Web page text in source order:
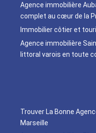
Agence immobilière
complet au cœur de la
Immobilier côtier et
Agence immobilière
littoral varois en toute
Trouver La Bonne
Marseille